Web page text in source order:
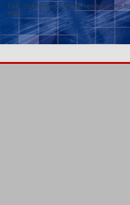
FAIL (the browser should render some
this).